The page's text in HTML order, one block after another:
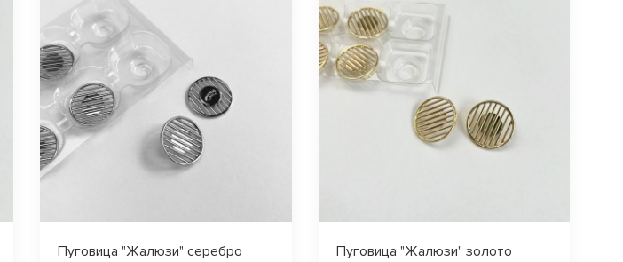
Пуговица "Жалюзи" серебро Пуговица "Жалюзи" золото